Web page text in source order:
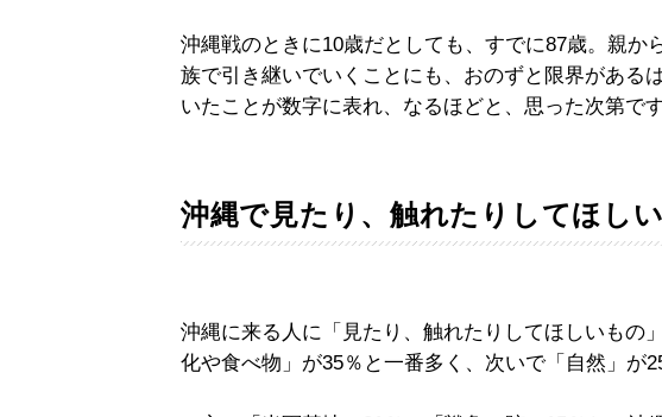
沖縄戦のときに10歳だとしても、すでに87歳。親か
族で引き継いでいくことにも、おのずと限界がある
いたことが数字に表れ、なるほどと、思った次第です
沖縄で見たり、触れたりしてほし
沖縄に来る人に「見たり、触れたりしてほしいもの
化や食べ物」が35％と一番多く、次いで「自然」が25